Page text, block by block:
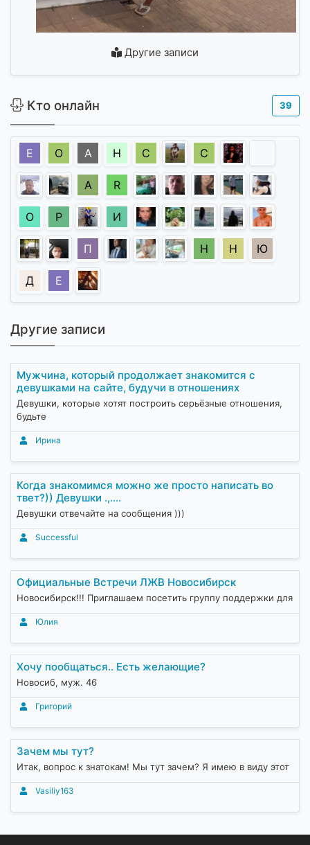
Другие записи
Кто онлайн 39
Е О А Н С С
A R
О Р И
П Н Н Ю
Д Е
Другие записи
Мужчина, который продолжает знакомится с
девушками на сайте, будучи в отношениях
Девушки, которые хотят построить серьёзные отношения,
будьте
Ирина
Когда знакомимся можно же просто написать во
твет?)) Девушки .,....
Девушки отвечайте на сообщения )))
Successful
Официальные Встречи ЛЖВ Новосибирск
Новосибирск!!! Приглашаем посетить группу поддержки для
Юлия
Хочу пообщаться.. Есть желающие?
Новосиб, муж. 46
Григорий
Зачем мы тут?
Итак, вопрос к знатокам! Мы тут зачем? Я имею в виду этот
Vasiliy163